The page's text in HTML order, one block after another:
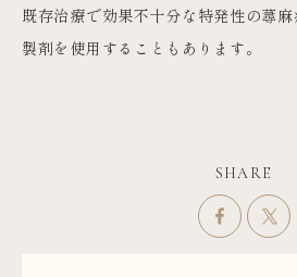
既存治療で効果不十分な特発性の蕁
製剤を使用することもあります。
SHARE
シェア